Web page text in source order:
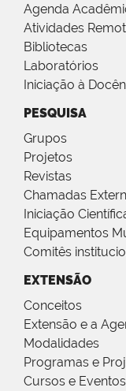
Agenda
Atividades
Bibliotecas
Laboratórios
Iniciação à
PESQUISA
Grupos
Projetos
Revistas
Chamadas
Iniciação
Equipamentos
Comitês
EXTENSÃO
Conceitos
Extensão e a
Modalidades
Programas e
Cursos e Eventos